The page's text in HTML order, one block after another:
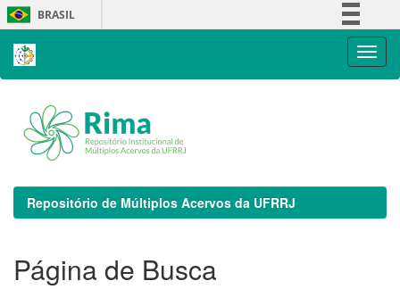
Skip
navigation
BRASIL
Repositório de Múltiplos Acervos da UFRRJ
Página de Busca